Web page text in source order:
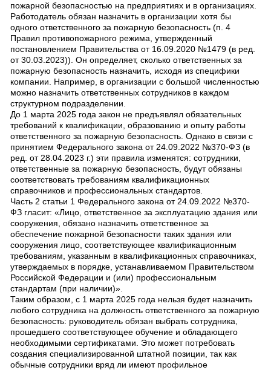
пожарной безопасностью на предприятиях и в организациях.
Работодатель обязан назначить в организации хотя бы
одного ответственного за пожарную безопасность (п. 4
Правил противопожарного режима, утвержденный
постановлением Правительства от 16.09.2020 №1479 (в ред.
от 30.03.2023)). Он определяет, сколько ответственных за
пожарную безопасность назначить, исходя из специфики
компании. Например, в организации с большой численностью
можно назначить ответственных сотрудников в каждом
структурном подразделении.
До 1 марта 2025 года закон не предъявлял обязательных
требований к квалификации, образованию и опыту работы
ответственного за пожарную безопасность. Однако в связи с
принятием Федерального закона от 24.09.2022 №370-ФЗ (в
ред. от 28.04.2023 г.) эти правила изменятся: сотрудники,
ответственные за пожарную безопасность, будут обязаны
соответствовать требованиям квалификационных
справочников и профессиональных стандартов.
Часть 2 статьи 1 Федерального закона от 24.09.2022 №370-
ФЗ гласит: «Лицо, ответственное за эксплуатацию здания или
сооружения, обязано назначить ответственное за
обеспечение пожарной безопасности таких здания или
сооружения лицо, соответствующее квалификационным
требованиям, указанным в квалификационных справочниках,
утверждаемых в порядке, устанавливаемом Правительством
Российской Федерации и (или) профессиональным
стандартам (при наличии)».
Таким образом, с 1 марта 2025 года нельзя будет назначить
любого сотрудника на должность ответственного за пожарную
безопасность: руководитель обязан выбрать сотрудника,
прошедшего соответствующее обучение и обладающего
необходимыми сертификатами. Это может потребовать
создания специализированной штатной позиции, так как
обычные сотрудники вряд ли имеют профильное